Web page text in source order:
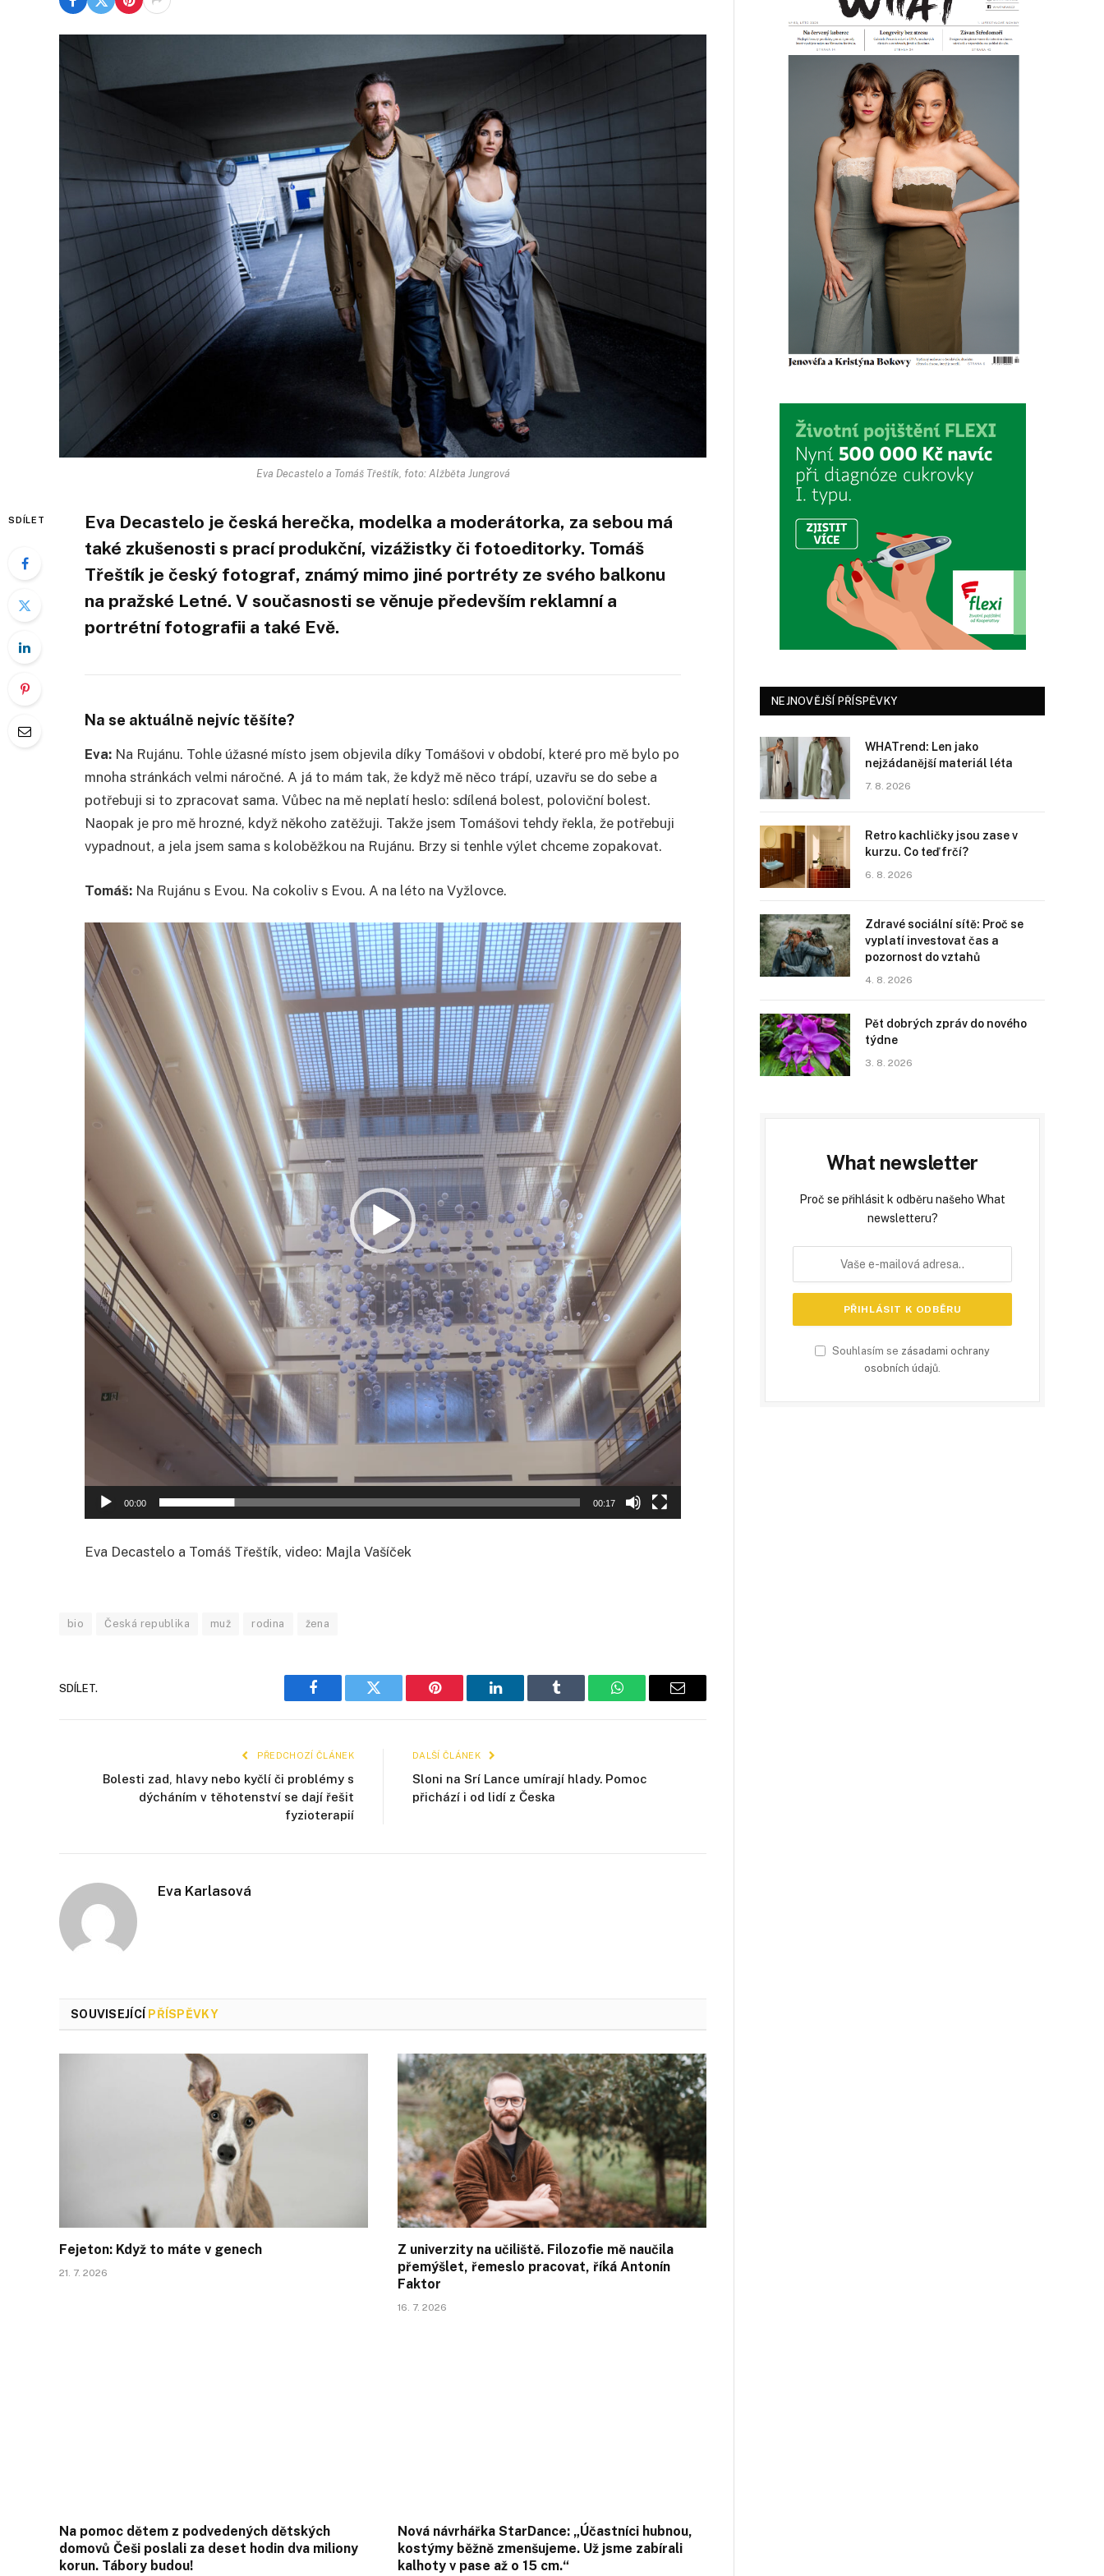
Eva Decastelo a Tomáš Třeštík, foto: Alžběta Jungrová
SDÍLET
Eva Decastelo je česká herečka, modelka a moderátorka, za sebou má
také zkušenosti s prací produkční, vizážistky či fotoeditorky. Tomáš
Třeštík je český fotograf, známý mimo jiné portréty ze svého balkonu
na pražské Letné. V současnosti se věnuje především reklamní a
portrétní fotografii a také Evě.
Na se aktuálně nejvíc těšíte?
Eva: Na Rujánu. Tohle úžasné místo jsem objevila díky Tomášovi v období, které pro mě bylo po
mnoha stránkách velmi náročné. A já to mám tak, že když mě něco trápí, uzavřu se do sebe a
potřebuji si to zpracovat sama. Vůbec na mě neplatí heslo: sdílená bolest, poloviční bolest.
Naopak je pro mě hrozné, když někoho zatěžuji. Takže jsem Tomášovi tehdy řekla, že potřebuji
vypadnout, a jela jsem sama s koloběžkou na Rujánu. Brzy si tenhle výlet chceme zopakovat.
Tomáš: Na Rujánu s Evou. Na cokoliv s Evou. A na léto na Vyžlovce.
Video
přehrávač
00:00 00:17
Eva Decastelo a Tomáš Třeštík, video: Majla Vašíček
bio Česká republika muž rodina žena
SDÍLET.
Facebook Twitter Pinterest LinkedIn Tumblr WhatsAppE-
PŘEDCHOZÍ ČLÁNEK
Bolesti zad, hlavy nebo kyčlí či problémy s
dýcháním v těhotenství se dají řešit
fyzioterapií
DALŠÍ ČLÁNEK
Sloni na Srí Lance umírají hlady. Pomoc
přichází i od lidí z Česka
Eva Karlasová
SOUVISEJÍCÍ PŘÍSPĚVKY
Fejeton: Když to máte v genech
21. 7. 2026
Z univerzity na učiliště. Filozofie mě naučila
přemýšlet, řemeslo pracovat, říká Antonín
Faktor
16. 7. 2026
Na pomoc dětem z podvedených dětských
domovů Češi poslali za deset hodin dva miliony
korun. Tábory budou!
Nová návrhářka StarDance: „Účastníci hubnou,
kostýmy běžně zmenšujeme. Už jsme zabírali
kalhoty v pase až o 15 cm.“
NEJNOVĚJŠÍ PŘÍSPĚVKY
WHATrend: Len jako
nejžádanější materiál léta
7. 8. 2026
Retro kachličky jsou zase v
kurzu. Co teď frčí?
6. 8. 2026
Zdravé sociální sítě: Proč se
vyplatí investovat čas a
pozornost do vztahů
4. 8. 2026
Pět dobrých zpráv do nového
týdne
3. 8. 2026
What newsletter
Proč se přihlásit k odběru našeho What
newsletteru?
Souhlasím se zásadami ochrany
osobních údajů